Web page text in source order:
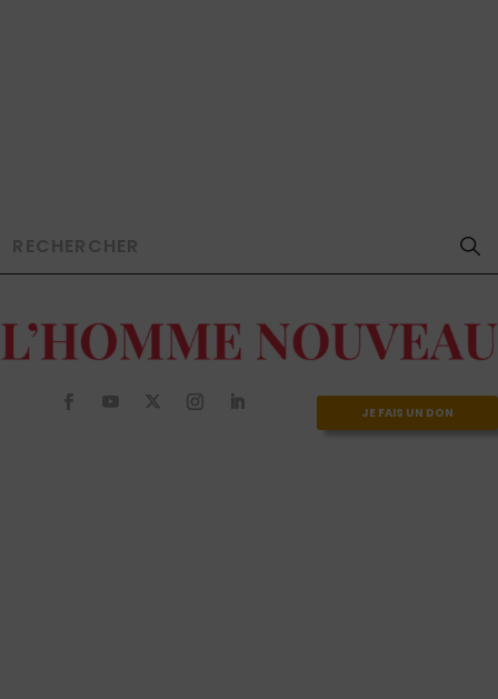
JE FAIS UN DON